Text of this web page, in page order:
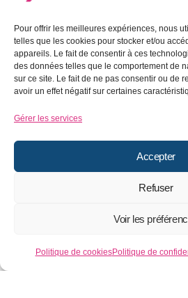
Pour offrir les meilleures expériences, nous
telles que les cookies pour stocker et/ou
appareils. Le fait de consentir à ces
des données telles que le comportement de
sur ce site. Le fait de ne pas consentir ou de
avoir un effet négatif sur certaines
Gérer les services
Accepter
Refuser
Voir les
Politique de cookiesPolitique de